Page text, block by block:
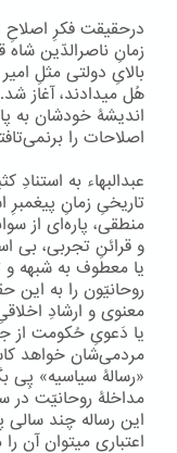
درحقیقت فکرِ اصلاحِ
زمانِ ناصرالدّین
بالایِ دولتی مثلِ
هُل میدادند، آغاز
اندیشۀ خودشان به
اصلاحات را
عبدالبهاء به
تاریخیِ زمانِ پیغمبرِ
منطقی، پاره‌ای از
و قرائنِ تجربی،
یا معطوف به شبهه و
روحانیّون را به
معنوی و ارشادِ
یا دَعویِ حُکومت از
مردمی‌شان خواهد
«رسالۀ سیاسیه» پِی
مداخلۀ روحانیّت
این رساله چند
اعتباری میتوان آن